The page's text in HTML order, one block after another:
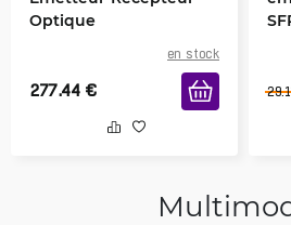
Optique
en stock
277.44 €